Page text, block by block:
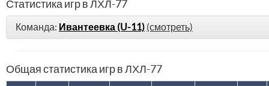
Статистика игр в ЛХЛ-77
Команда: Ивантеевка (U-11) (смотреть)
Общая статистика игр в ЛХЛ-77